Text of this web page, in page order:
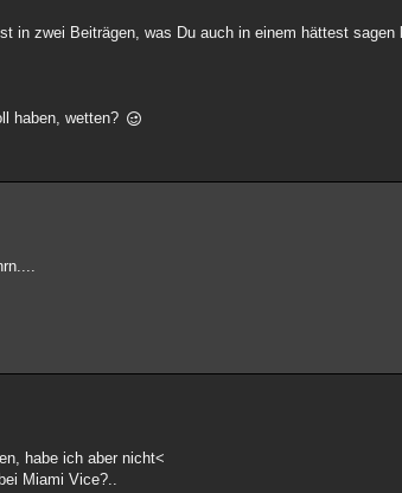
in zwei Beiträgen, was Du auch in einem hättest sagen
haben, wetten?
habe ich aber nicht<
Miami Vice?..